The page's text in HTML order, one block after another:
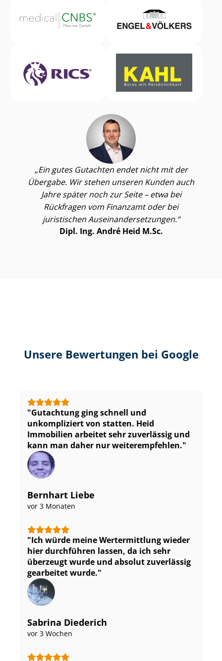
Ein gutes Gutachten endet nicht mit der
Übergabe. Wir stehen unseren Kunden auch
Jahre später noch zur Seite – etwa bei
Rückfragen vom Finanzamt oder bei
juristischen Aus­ein­an­der­set­zun­gen.
Dipl. Ing. André Heid M.Sc.
Unsere Bewertungen bei Google
Gutachtung ging schnell und
unkompliziert von statten. Heid
Immobilien arbeitet sehr zuverlässig und
kann man daher nur weiterempfehlen.
Bernhart Liebe
vor 3 Monaten
Ich würde meine Wertermittlung wieder
hier durchführen lassen, da ich sehr
überzeugt wurde und absolut zuverlässig
gearbeitet wurde.
Sabrina Diederich
vor 3 Wochen